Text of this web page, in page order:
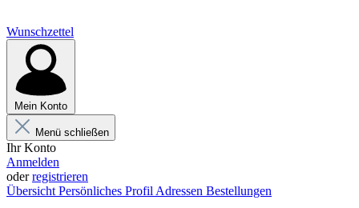
Wunschzettel
Mein Konto
Menü schließen
Ihr Konto
Anmelden
oderregistrieren
Übersicht Persönliches Profil Adressen Bestellungen